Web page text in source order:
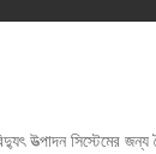
সিস্টেমের জন্য